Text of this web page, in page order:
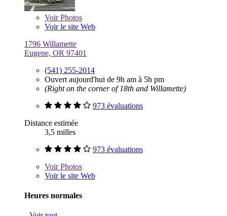
VoirPhotos
Voir le site Web
1796 Willamette
Eugene, OR 97401
(541) 255-2014
Ouvert aujourd'hui de 9h am à 5h pm
(Right on the corner of 18th and Willamette)
973 évaluations
Distance estimée
3,5 milles
973 évaluations
VoirPhotos
Voir le site Web
Heures normales